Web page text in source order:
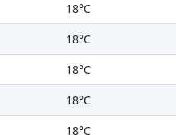
18°C
18°C
18°C
18°C
18°C